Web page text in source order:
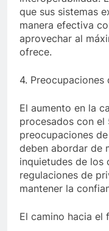
que sus sistemas
manera efectiva
aprovechar al
ofrece.
4.
El aumento en la
procesados con el
preocupaciones
deben abordar de
inquietudes de los
regulaciones de
mantener la
El camino hacia el